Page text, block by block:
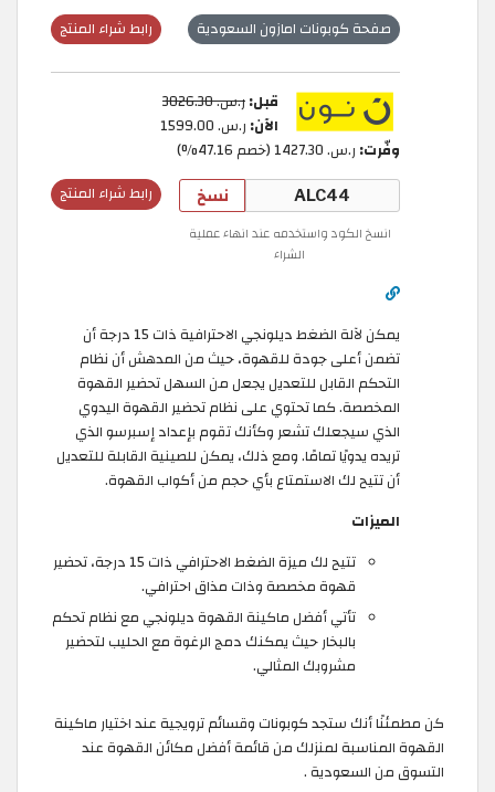
رابط شراء المنتج صفحة كوبونات امازون السعودية
قبل:ر.س.‏ 3026.30
الآن: ر.س.‏ 1599.00
وفّرت: ر.س.‏ 1427.30 (خصم 47.16%)
رابط شراء المنتج نسخ
انسخ الكود واستخدمه عند انهاء عملية
الشراء
يمكن لآلة الضغط ديلونجي الاحترافية ذات 15 درجة أن
تضمن أعلى جودة للقهوة، حيث من المدهش أن نظام
التحكم القابل للتعديل يجعل من السهل تحضير القهوة
المخصصة. كما تحتوي على نظام تحضير القهوة اليدوي
الذي سيجعلك تشعر وكأنك تقوم بإعداد إسبرسو الذي
تريده يدويًا تمامًا. ومع ذلك، يمكن للصينية القابلة للتعديل
أن تتيح لك الاستمتاع بأي حجم من أكواب القهوة.
الميزات
تتيح لك ميزة الضغط الاحترافي ذات 15 درجة، تحضير
قهوة مخصصة وذات مذاق احترافي.
تأتي أفضل ماكينة القهوة ديلونجي مع نظام تحكم
بالبخار حيث يمكنك دمج الرغوة مع الحليب لتحضير
مشروبك المثالي.
كن مطمئنًا أنك ستجد كوبونات وقسائم ترويجية عند اختيار ماكينة
القهوة المناسبة لمنزلك من قائمة أفضل مكائن القهوة عند
التسوق من السعودية .